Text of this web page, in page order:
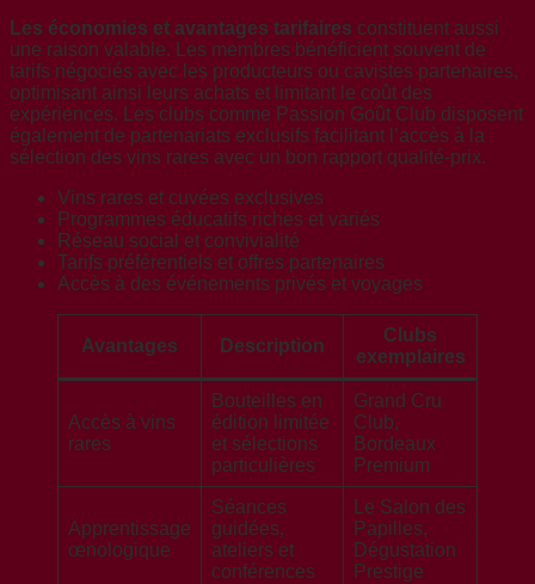
Les économies et avantages tarifaires constituent aussi
une raison valable. Les membres bénéficient souvent de
tarifs négociés avec les producteurs ou cavistes partenaires,
optimisant ainsi leurs achats et limitant le coût des
expériences. Les clubs comme Passion Goût Club disposent
également de partenariats exclusifs facilitant l’accès à la
sélection des vins rares avec un bon rapport qualité-prix.
Vins rares et cuvées exclusives
Programmes éducatifs riches et variés
Réseau social et convivialité
Tarifs préférentiels et offres partenaires
Accès à des événements privés et voyages
Avantages Description
Clubs
exemplaires
Accès à vins
rares
Bouteilles en
édition limitée
et sélections
particulières
Grand Cru
Club,
Bordeaux
Premium
Apprentissage
œnologique
Séances
guidées,
ateliers et
conférences
Le Salon des
Papilles,
Dégustation
Prestige